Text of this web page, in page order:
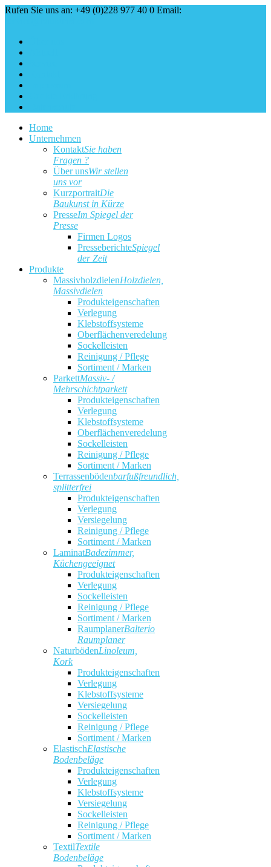
Rufen Sie uns an: +49 (0)228 977 40 0 Email:
Home
Unternehmen
KontaktSie haben
Fragen ?
Über unsWir stellen
uns vor
KurzportraitDie
Baukunst in Kürze
PresseIm Spiegel der
Presse
Firmen Logos
PresseberichteSpiegel
der Zeit
Produkte
MassivholzdielenHolzdielen,
Massivdielen
Produkteigenschaften
Verlegung
Klebstoffsysteme
Oberflächenveredelung
Sockelleisten
Reinigung / Pflege
Sortiment / Marken
ParkettMassiv- /
Mehrschichtparkett
Produkteigenschaften
Verlegung
Klebstoffsysteme
Oberflächenveredelung
Sockelleisten
Reinigung / Pflege
Sortiment / Marken
Terrassenbödenbarfußfreundlich,
splitterfrei
Produkteigenschaften
Verlegung
Versiegelung
Reinigung / Pflege
Sortiment / Marken
LaminatBadezimmer,
Küchengeeignet
Produkteigenschaften
Verlegung
Sockelleisten
Reinigung / Pflege
Sortiment / Marken
RaumplanerBalterio
Raumplaner
NaturbödenLinoleum,
Kork
Produkteigenschaften
Verlegung
Klebstoffsysteme
Versiegelung
Sockelleisten
Reinigung / Pflege
Sortiment / Marken
ElastischElastische
Bodenbeläge
Produkteigenschaften
Verlegung
Klebstoffsysteme
Versiegelung
Sockelleisten
Reinigung / Pflege
Sortiment / Marken
TextilTextile
Bodenbeläge